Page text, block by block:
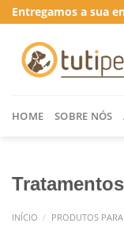
Skip
to
content
Entregamos a sua
HOME SOBRE NÓS
INÍCIO / PRODUTOS